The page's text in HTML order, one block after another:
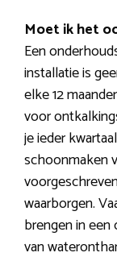
Moet ik het
Een
installatie is
elke 12
voor
je ieder
schoonmaken
waarborgen.
brengen in
van